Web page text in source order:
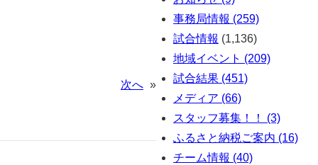
次へ »
事務局情報 (259)
試合情報 (1,136)
地域イベント (209)
試合結果 (451)
メディア (66)
スタッフ募集！！ (3)
ふるさと納税ご案内 (16)
チーム情報 (40)